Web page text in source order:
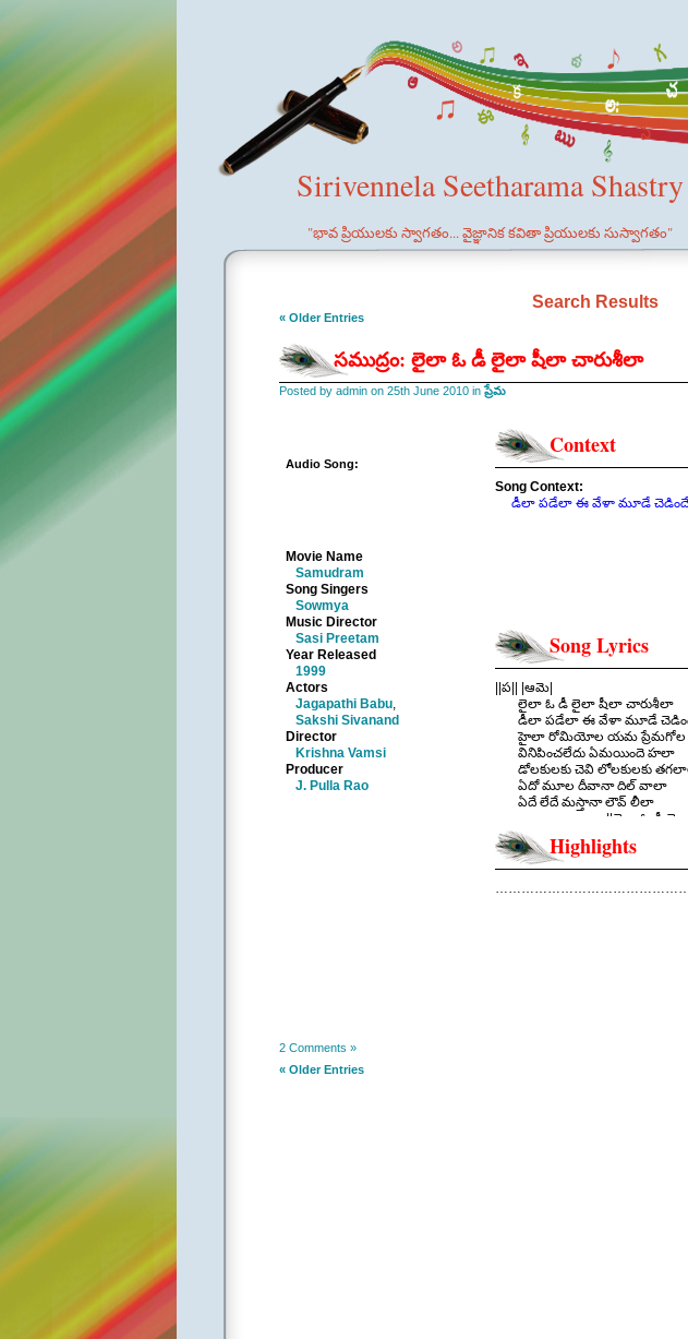
Sirivennela Seetharama Shastry
"భావ ప్రియులకు స్వాగతం... వైజ్ఞానిక కవితా ప్రియులకు సుస్వాగతం"
Search Results
« Older Entries
సముద్రం: లైలా ఓ డీ లైలా షీలా చారుశీలా
Posted by admin on 25th June 2010 inప్రేమ
Audio Song:
Movie Name
Samudram
Song Singers
Sowmya
Music Director
Sasi Preetam
Year Released
1999
Actors
Jagapathi Babu,
Sakshi Sivanand
Director
Krishna Vamsi
Producer
J. Pulla Rao
Context
Song Context:
డీలా పడేలా ఈ వేళా మూడే
Song Lyrics
||ప|| |ఆమె|
లైలా ఓ డీ లైలా షీలా చారుశీలా
డీలా పడేలా ఈ వేళా మూడే
హైలా రోమియోల యమ ప్రేమగోల
వినిపించలేదు ఏమయిందె హలా
డోలకులకు చెవి లోలకులకు
ఏదో మూల దీవానా దిల్ వాలా
ఏదే లేదే మస్తానా లౌవ్ లీలా
||లైలా ఓ డీ
చరణం:
బేబి గులాబి అనేవాళ్ళు హాబీగా
Highlights
2 Comments »
« Older Entries